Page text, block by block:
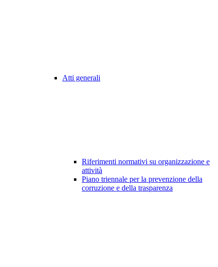
Atti generali
Riferimenti normativi su organizzazione e
attività
Piano triennale per la prevenzione della
corruzione e della trasparenza